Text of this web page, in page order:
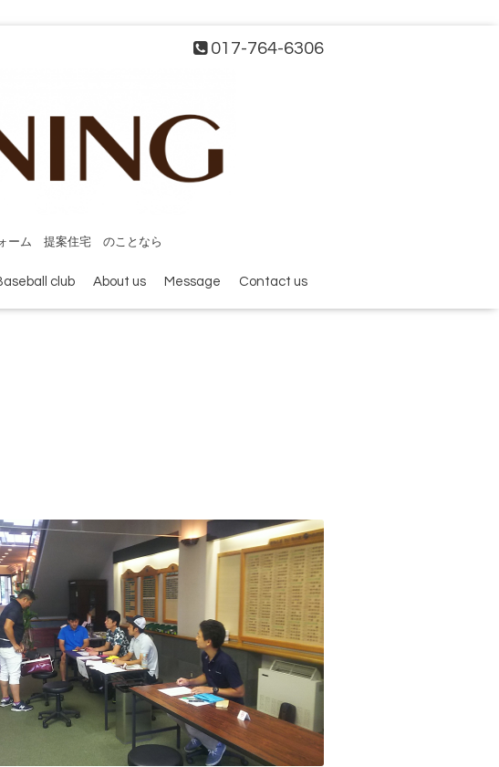
017-764-6306
ーム 提案住宅 のことなら
club About us Message Contact us